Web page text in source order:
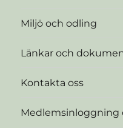
Miljö och odling
Länkar och
Kontakta oss
Medlemsinloggning